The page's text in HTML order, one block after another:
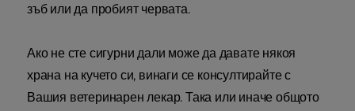
зъб или да пробият червата.
Ако не сте сигурни дали може да давате някоя
храна на кучето си, винаги се консултирайте с
Вашия ветеринарен лекар. Така или иначе общото